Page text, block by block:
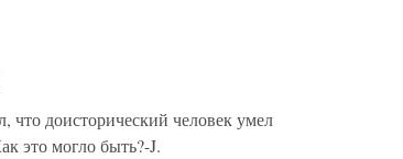
доисторический человек умел
это могло быть?-J.